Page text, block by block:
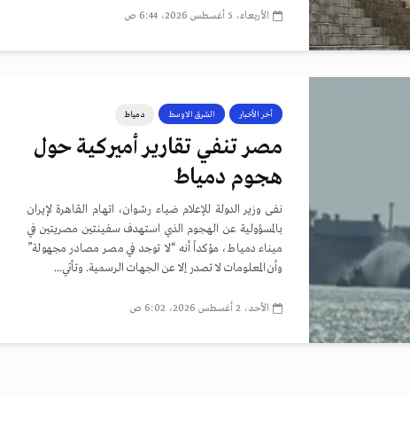
الأربعاء، 5 أغسطس 2026، 6:44 ص
أخر الأخبار الشرق الاوسط دمياط
مصر تنفي تقارير أميركية حول
هجوم دمياط
نفى وزير الدولة للإعلام ضياء رشوان، اتهام القاهرة لإيران
بالمسؤولية عن الهجوم الذي استهدف سفينتين مصريتين في
ميناء دمياط، مؤكداً أنه “لا توجد في مصر مصادر مجهولة”
وأن المعلومات لا تصدر إلا عن الجهات الرسمية. وتأتي...
الأحد، 2 أغسطس 2026، 6:02 ص